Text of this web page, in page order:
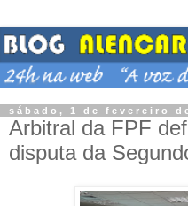
sábado, 1 de fevereiro
Arbitral da FPF
disputa da